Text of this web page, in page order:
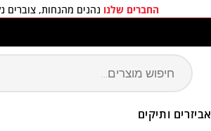
החברים שלנו נהנים מהנחות, צוברים
משלוחים חינם בכל קניה מעל 299 ₪
אביזרים ותיקים